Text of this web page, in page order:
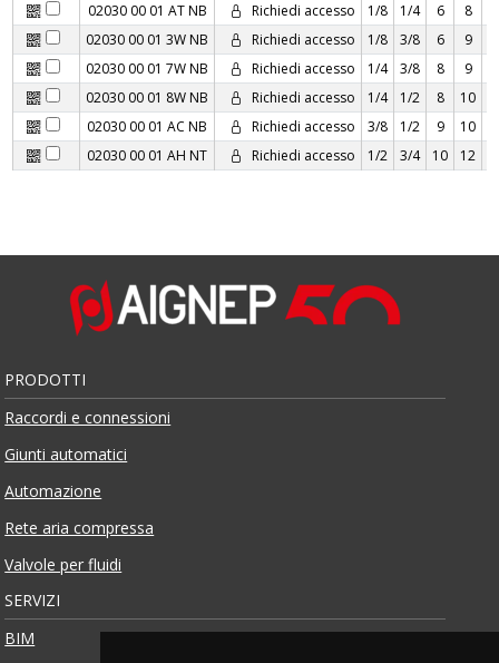
02030 00 01 AT NB
Richiedi accesso 1/8 1/4 6 8
02030 00 01 3W NB
Richiedi accesso 1/8 3/8 6 9
02030 00 01 7W NB
Richiedi accesso 1/4 3/8 8 9
02030 00 01 8W NB
Richiedi accesso 1/4 1/2 8 10
02030 00 01 AC NB
Richiedi accesso 3/8 1/2 9 10
02030 00 01 AH NT
Richiedi accesso 1/2 3/4 10 12
PRODOTTI
Raccordi e connessioni
Giunti automatici
Automazione
Rete aria compressa
Valvole per fluidi
SERVIZI
BIM